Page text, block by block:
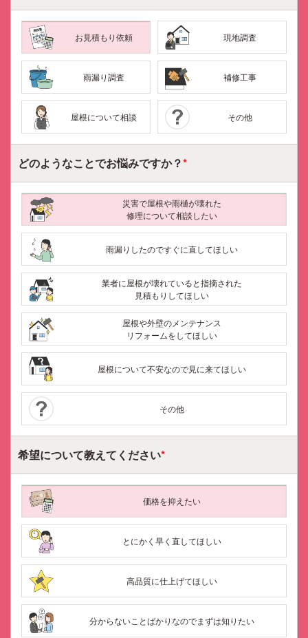
お見積もり依頼 現地調査
雨漏り調査 補修工事
屋根について相談 その他
どのようなことでお悩みですか？*
災害で屋根や雨樋が壊れた
修理について相談したい
雨漏りしたのですぐに直してほしい
業者に屋根が壊れていると指摘された
見積もりしてほしい
屋根や外壁のメンテナンス
リフォームをしてほしい
屋根について不安なので見に来てほしい
その他
希望について教えてください*
価格を抑えたい
とにかく早く直してほしい
高品質に仕上げてほしい
分からないことばかりなのでまずは知りたい